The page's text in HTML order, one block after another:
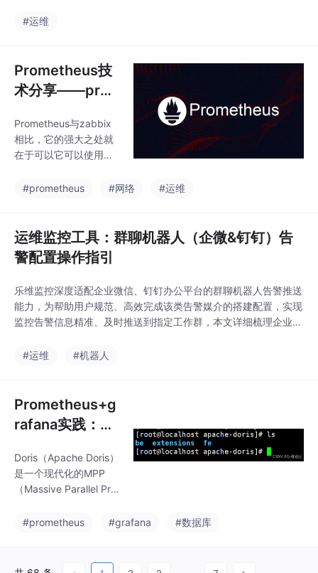
提供精准可靠的决策支
过"五层架构"实现运维
有化方案QwenPaw和
云上方案LerweeCla
w，分别满足数据安全
中QwenPaw实现本地
闭环运维，解决大模型
幻觉问题；LerweeCla
供开箱即用的云服务。
#运维
Prometheus技
术分享——pro
与计算公式详解
Prometheus与zabbix
相比，它的强大之处就
在于可以它可以使用的
己需要的数据。当然，
的难点所在。比如，我
们要获取CPU使用率，
使用zabbix就可以轻易
us中却需要通过计算公
式来完成CPU使用率的
计算。如果要统计CPU
r会抓取CPU常用你的8
#prometheus #网络 #运维
运维监控工具：群聊机器人（企微&钉钉）告
警配置操作指引
乐维监控深度适配企业微信、钉钉办公平台的群聊机器人告警推送
能力，为帮助用户规范、高效完成该类告警媒介的搭建配置，实现
监控告警信息精准、及时推送到指定工作群，本文详细梳理企业微
清晰参考。在IT运维工作中，群聊机器人兼具轻量化易配置、实时
#运维 #机器人
Prometheus+g
rafana实践：Do
Doris（Apache Doris）
是一个现代化的MPP
（Massive Parallel Pro
理）数据库，主要用于
库自带metrics的接口，
#prometheus #grafana #数据库